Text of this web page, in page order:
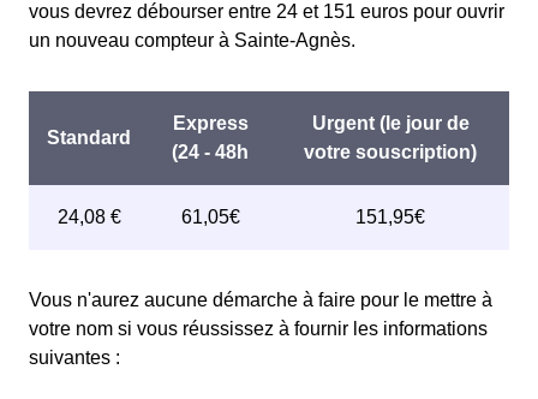
vous devrez débourser entre 24 et 151 euros pour ouvrir
un nouveau compteur à Sainte-Agnès.
Vous n'aurez aucune démarche à faire pour le mettre à
votre nom si vous réussissez à fournir les informations
suivantes :